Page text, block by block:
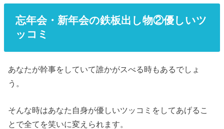
忘年会・新年会の鉄板出し物②優しいツ
ッコミ
あなたが幹事をしていて誰かがスべる時もあるでしょ
う。
そんな時はあなた自身が優しいツッコミをしてあげるこ
とで全てを笑いに変えられます。